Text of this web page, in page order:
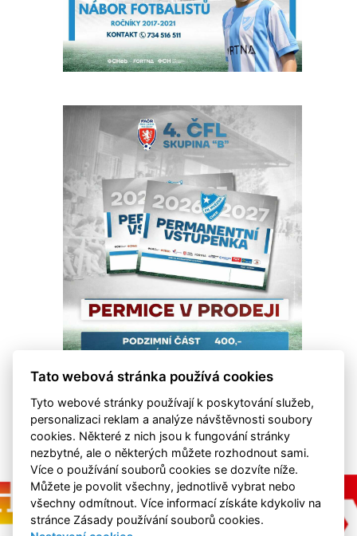
Tato webová stránka používá cookies
Tyto webové stránky používají k poskytování služeb,
personalizaci reklam a analýze návštěvnosti soubory
cookies. Některé z nich jsou k fungování stránky
nezbytné, ale o některých můžete rozhodnout sami.
Více o používání souborů cookies se dozvíte níže.
Můžete je povolit všechny, jednotlivě vybrat nebo
všechny odmítnout. Více informací získáte kdykoliv na
stránce Zásady používání souborů cookies.